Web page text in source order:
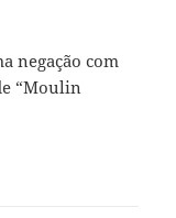
negação com
“Moulin